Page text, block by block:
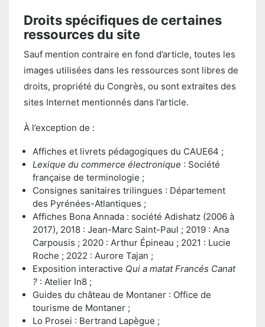
Droits spécifiques de certaines
ressources du site
Sauf mention contraire en fond d’article, toutes les
images utilisées dans les ressources sont libres de
droits, propriété du Congrès, ou sont extraites des
sites Internet mentionnés dans l’article.
À l’exception de :
Affiches et livrets pédagogiques du CAUE64 ;
Lexique du commerce électronique : Société
française de terminologie ;
Consignes sanitaires trilingues : Département
des Pyrénées-Atlantiques ;
Affiches Bona Annada : société Adishatz (2006 à
2017), 2018 : Jean-Marc Saint-Paul ; 2019 : Ana
Carpousis ; 2020 : Arthur Épineau ; 2021 : Lucie
Roche ; 2022 : Aurore Tajan ;
Exposition interactive Qui a matat Francés Canat
? : Atelier In8 ;
Guides du château de Montaner : Office de
tourisme de Montaner ;
Lo Prosei : Bertrand Lapègue ;